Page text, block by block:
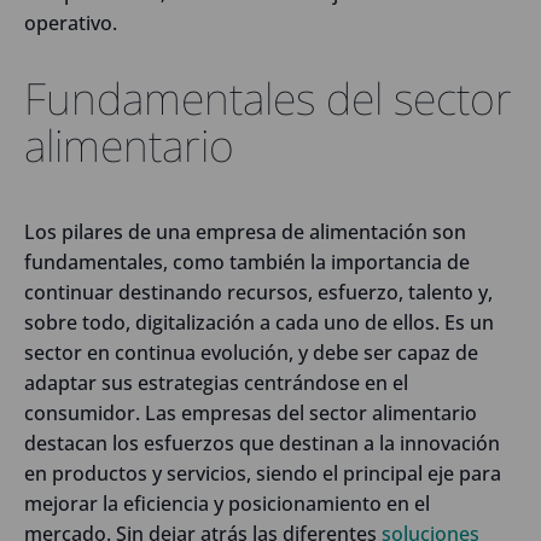
operativo.
Fundamentales del sector
alimentario
Los pilares de una empresa de alimentación son
fundamentales, como también la importancia de
continuar destinando recursos, esfuerzo, talento y,
sobre todo, digitalización a cada uno de ellos. Es un
sector en continua evolución, y debe ser capaz de
adaptar sus estrategias centrándose en el
consumidor. Las empresas del sector alimentario
destacan los esfuerzos que destinan a la innovación
en productos y servicios, siendo el principal eje para
mejorar la eficiencia y posicionamiento en el
mercado. Sin dejar atrás las diferentes soluciones